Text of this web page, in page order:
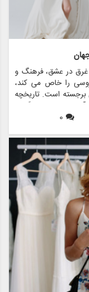
در عشق، فرهنگ و
را خاص می کند،
برجسته است. تاریخچه
سرچشمه می گیرند
ای و داستان های
و نشان می دهیم که
و معنای امروزی آنها
0